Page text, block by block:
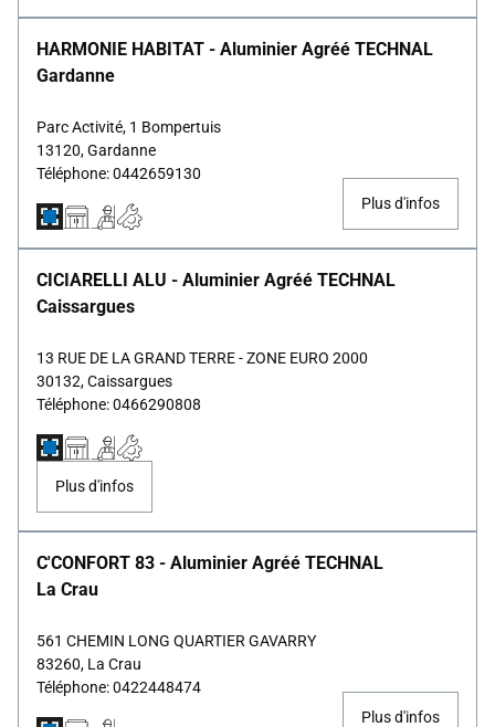
HARMONIE HABITAT - Aluminier Agréé TECHNAL
Gardanne
Parc Activité, 1 Bompertuis
13120, Gardanne
Téléphone: 0442659130
Plus d'infos
CICIARELLI ALU - Aluminier Agréé TECHNAL
Caissargues
13 RUE DE LA GRAND TERRE - ZONE EURO 2000
30132, Caissargues
Téléphone: 0466290808
Plus d'infos
C'CONFORT 83 - Aluminier Agréé TECHNAL
La Crau
561 CHEMIN LONG QUARTIER GAVARRY
83260, La Crau
Téléphone: 0422448474
Plus d'infos